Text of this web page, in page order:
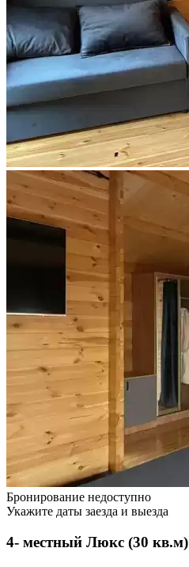
Бронирование недоступно
Укажите даты заезда и выезда
4- местный Люкс (30 кв.м)